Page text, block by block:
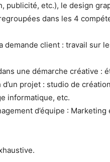
publicité, etc.), le design
dans les 4
demande client : travail sur
une démarche créative :
projet : studio de
informatique, etc.
d’équipe :